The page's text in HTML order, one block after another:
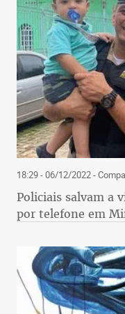
18:29 - 06/12/2022-
Policiais salvam a
por telefone em